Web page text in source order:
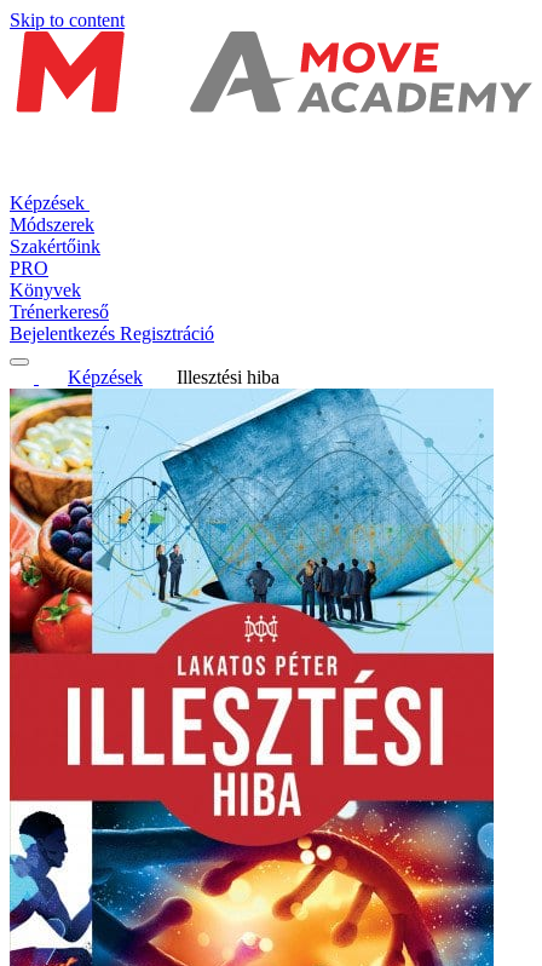
Skip to content
Képzések
Módszerek
Szakértőink
PRO
Könyvek
Trénerkereső
Bejelentkezés Regisztráció
Képzések Illesztési hiba